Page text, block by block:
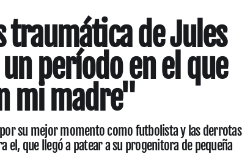
traumática de Jules
período en el que
mi madre"
por su mejor momento como futbolista y las derrotas
el, que llegó a patear a su progenitora de pequeña